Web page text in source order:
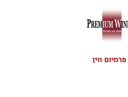
פרמיום ווין